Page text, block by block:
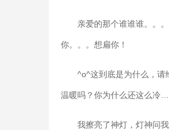
亲爱的那个谁谁谁。。
你。。。想扁你！
^o^这到底是为什么，请
温暖吗？你为什么还这么冷
我擦亮了神灯，灯神问